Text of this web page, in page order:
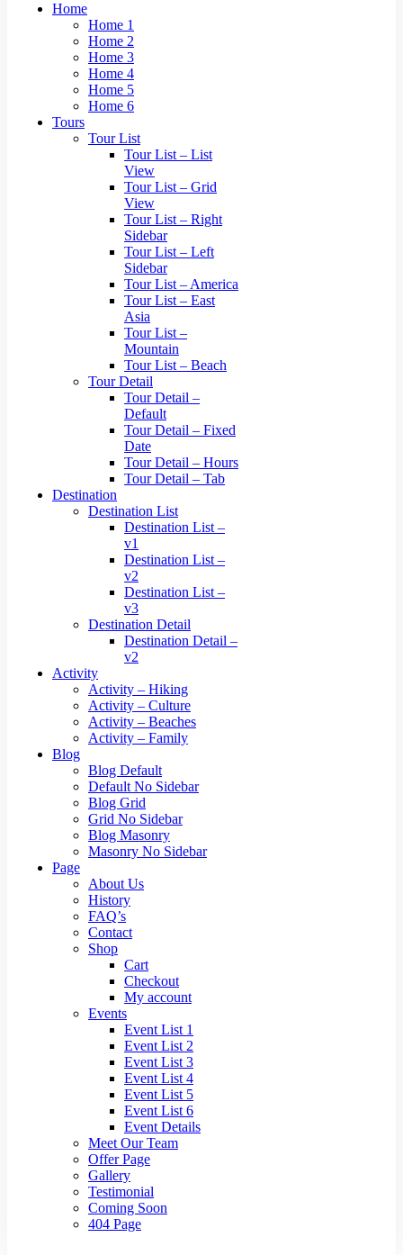
Home
Home 1
Home 2
Home 3
Home 4
Home 5
Home 6
Tours
Tour List
Tour List – List
View
Tour List – Grid
View
Tour List – Right
Sidebar
Tour List – Left
Sidebar
Tour List – America
Tour List – East
Asia
Tour List –
Mountain
Tour List – Beach
Tour Detail
Tour Detail –
Default
Tour Detail – Fixed
Date
Tour Detail – Hours
Tour Detail – Tab
Destination
Destination List
Destination List –
v1
Destination List –
v2
Destination List –
v3
Destination Detail
Destination Detail –
v2
Activity
Activity – Hiking
Activity – Culture
Activity – Beaches
Activity – Family
Blog
Blog Default
Default No Sidebar
Blog Grid
Grid No Sidebar
Blog Masonry
Masonry No Sidebar
Page
About Us
History
FAQ’s
Contact
Shop
Cart
Checkout
My account
Events
Event List 1
Event List 2
Event List 3
Event List 4
Event List 5
Event List 6
Event Details
Meet Our Team
Offer Page
Gallery
Testimonial
Coming Soon
404 Page